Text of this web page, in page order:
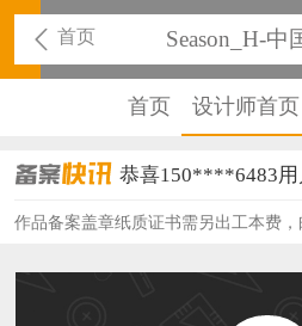
首页 Season_H-中
首页 设计师首页
恭喜150****6483用
恭喜131****2473用
恭喜159****4201
恭喜133****6466
作品备案盖章纸质证书需另出工本费，